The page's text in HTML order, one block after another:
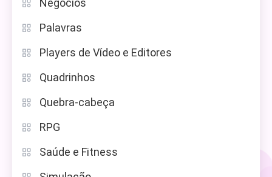
Negócios
Palavras
Players de Vídeo e Editores
Quadrinhos
Quebra-cabeça
RPG
Saúde e Fitness